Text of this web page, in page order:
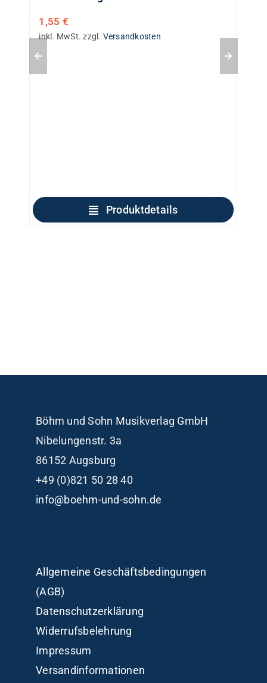
1,55 €
inkl. MwSt. zzgl. Versandkosten
Produktdetails
Böhm und Sohn Musikverlag GmbH
Nibelungenstr. 3a
86152 Augsburg
+49 (0)821 50 28 40
info@boehm-und-sohn.de
Allgemeine Geschäftsbedingungen
(AGB)
Datenschutzerklärung
Widerrufsbelehrung
Impressum
Versandinformationen